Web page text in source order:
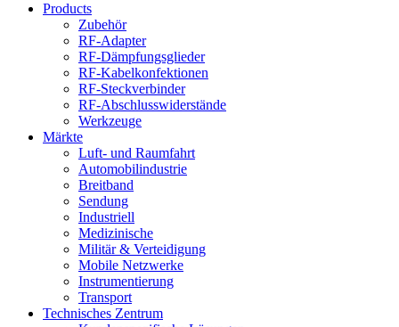
Products
Zubehör
RF-Adapter
RF-Dämpfungsglieder
RF-Kabelkonfektionen
RF-Steckverbinder
RF-Abschlusswiderstände
Werkzeuge
Märkte
Luft- und Raumfahrt
Automobilindustrie
Breitband
Sendung
Industriell
Medizinische
Militär & Verteidigung
Mobile Netzwerke
Instrumentierung
Transport
Technisches Zentrum